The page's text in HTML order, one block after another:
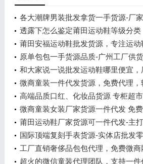
各大潮牌男装批发拿货一手货源-厂
透露下怎么鉴定莆田运动鞋等级分类
莆田安福运动鞋批发货源，专注运动
原单包包一手货源品质-广州工厂供
和大家说一说批发运动鞋哪里便宜
少
微商童装一件代发货源，免费代理，
高端品质口红、化妆品货源 专柜超
代理
微商童装女装厂家货源一件代发 免
莆田运动鞋厂家货源可一件代发-主
国际顶端复刻手表货源-实体店批发
工厂直销奢侈品包包代理，免费微
超火的微信童装代理团队，支持一